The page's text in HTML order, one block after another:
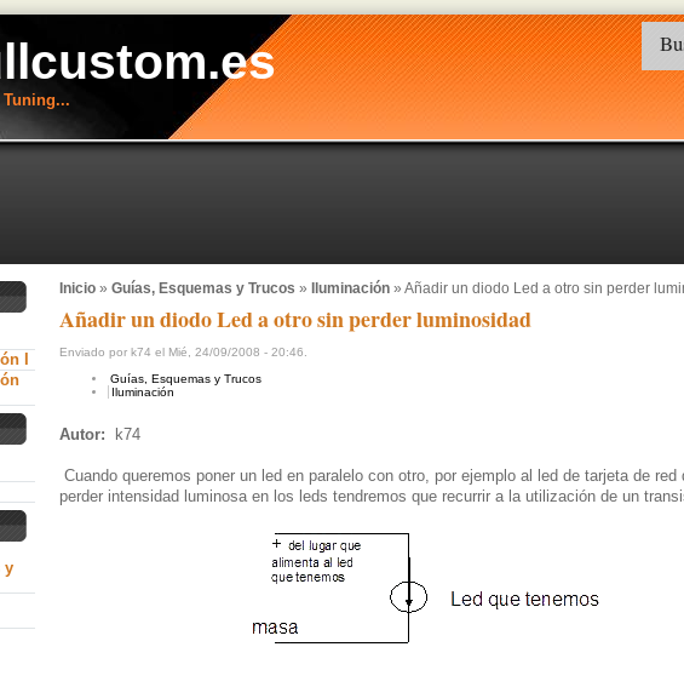
I
y
Inicio» Guías, Esquemas y Trucos » Iluminación» Añadir un diodo Led a otro sin perder
Añadir un diodo Led a otro sin perder luminosidad
Enviado por k74 el Mié, 24/09/2008 - 20:46.
Guías, Esquemas y Trucos
Iluminación
Autor: k74
Cuando queremos poner un led en paralelo con otro, por ejemplo al led de tarjeta de red
perder intensidad luminosa en los leds tendremos que recurrir a la utilización de un